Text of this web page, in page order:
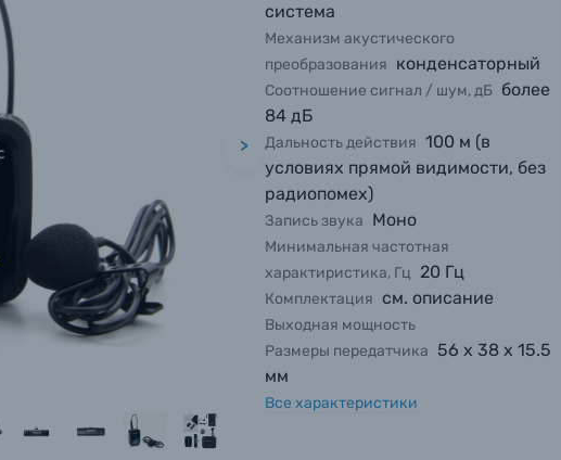
>
система
Механизм акустического
преобразования конденсаторный
Соотношение сигнал / шум, дБ более
84 дБ
Дальность действия 100 м (в
условиях прямой видимости, без
радиопомех)
Запись звука Моно
Минимальная частотная
характиристика, Гц 20 Гц
Комплектация см. описание
Выходная мощность
Размеры передатчика 56 х 38 х 15.5
мм
Все характеристики